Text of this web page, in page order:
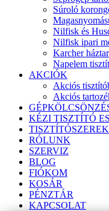
Súroló
Nilfisk és
Nilfisk ipari
Karcher
Napelem
AKCIÓK
Akciós
Akciós
KÉZI TISZTÍTÓ
TISZTÍTÓSZEREK
RÓLUNK
SZERVIZ
BLOG
FIÓKOM
KOSÁR
PÉNZTÁR
KAPCSOLAT